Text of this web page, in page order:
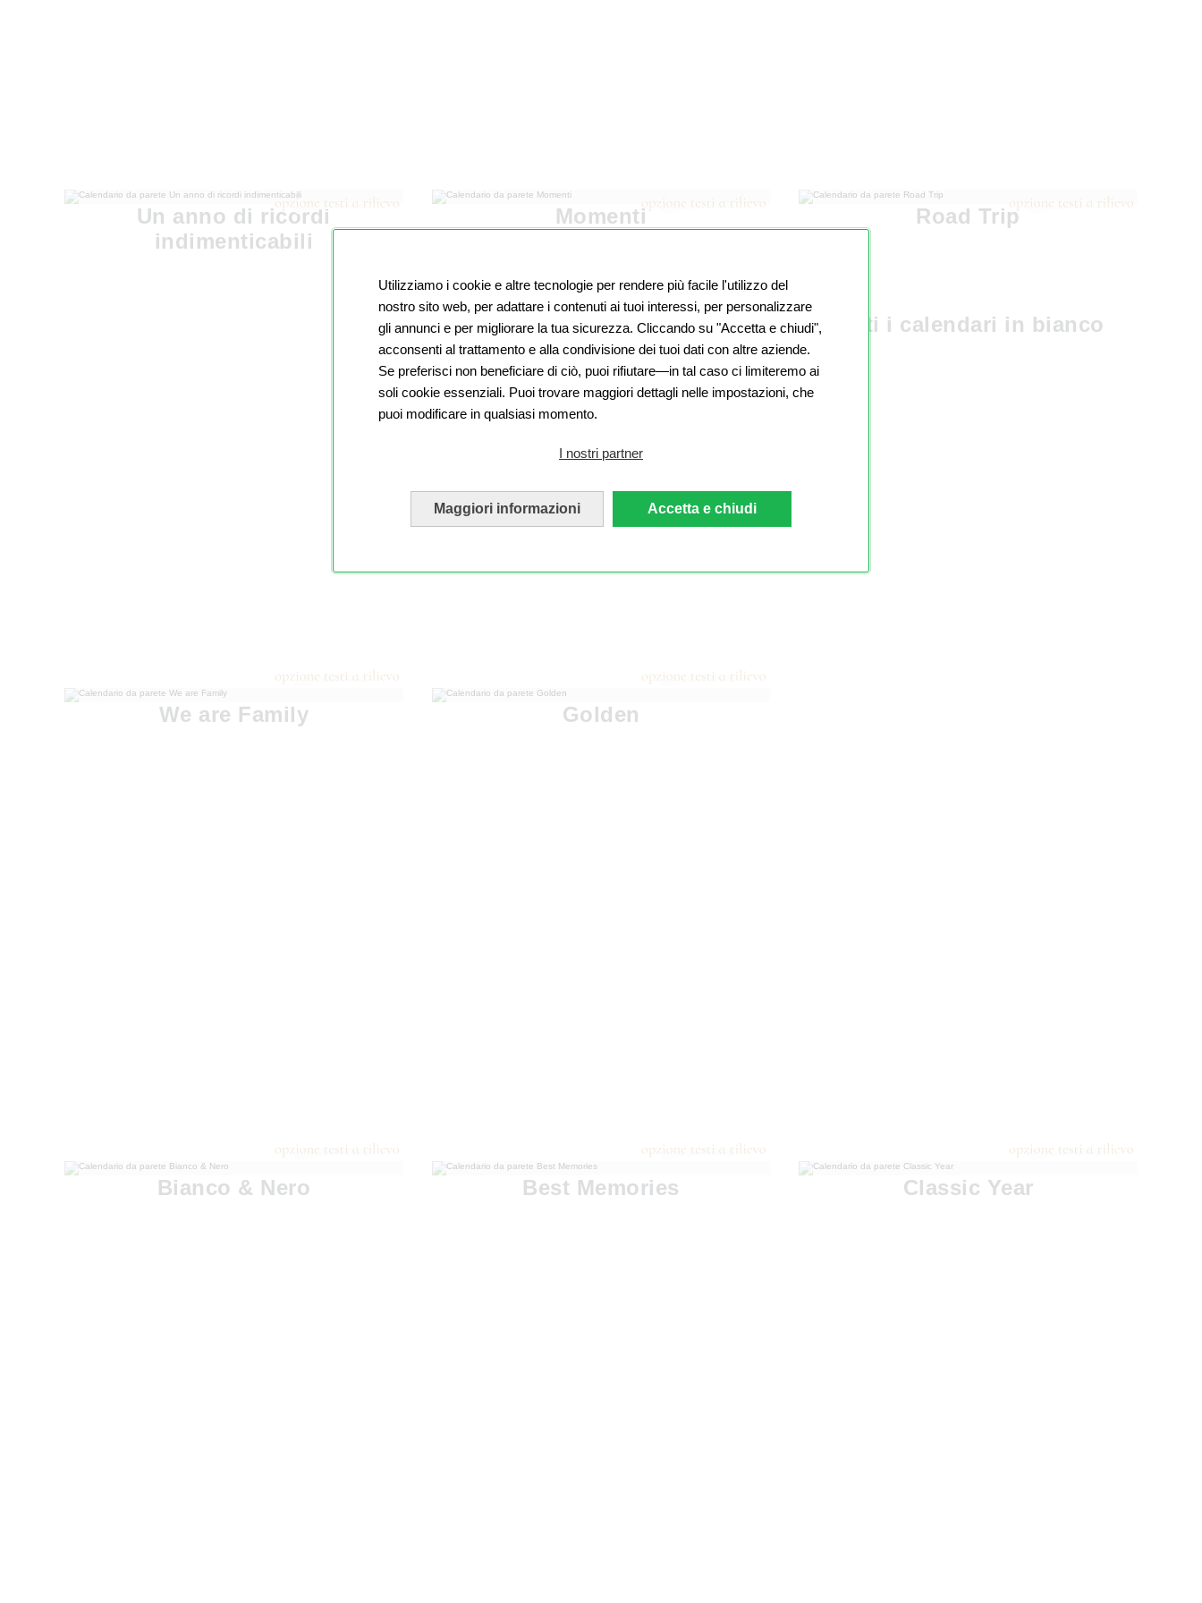
Utilizziamo i cookie e altre tecnologie per rendere più facile l'utilizzo del
nostro sito web, per adattare i contenuti ai tuoi interessi, per personalizzare
gli annunci e per migliorare la tua sicurezza. Cliccando su "Accetta e chiudi",
acconsenti al trattamento e alla condivisione dei tuoi dati con altre aziende.
Se preferisci non beneficiare di ciò, puoi rifiutare—in tal caso ci limiteremo ai
soli cookie essenziali. Puoi trovare maggiori dettagli nelle impostazioni, che
puoi modificare in qualsiasi momento.
I nostri partner
Maggiori informazioni Accetta e chiudi
Un anno di ricordi
indimenticabili
Momenti Road Trip
We are Family Golden
Bianco & Nero Best Memories Classic Year
Tutti i calendari in bianco